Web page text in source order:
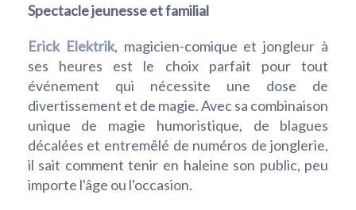
Spectacle jeunesse et familial
Erick Elektrik, magicien-comique et jongleur à
ses heures est le choix parfait pour tout
événement qui nécessite une dose de
divertissement et de magie. Avec sa combinaison
unique de magie humoristique, de blagues
décalées et entremêlé de numéros de jonglerie,
il sait comment tenir en haleine son public, peu
importe l'âge ou l'occasion.